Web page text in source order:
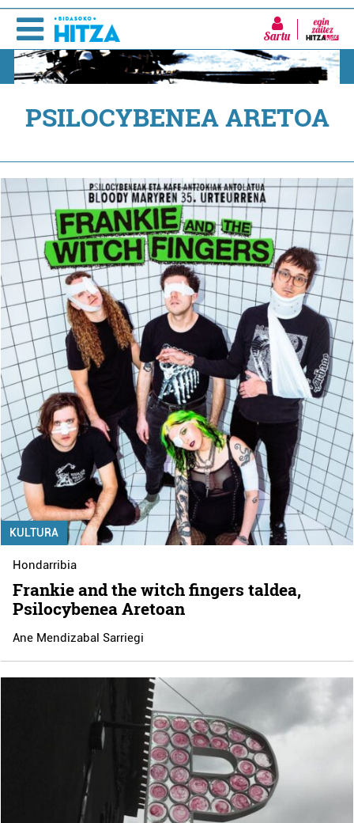
Sartu
PSILOCYBENEA ARETOA
KULTURA
Hondarribia
Frankie and the witch fingers taldea,
Psilocybenea Aretoan
Ane Mendizabal Sarriegi